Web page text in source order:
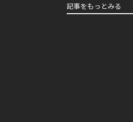
記事をもっとみる